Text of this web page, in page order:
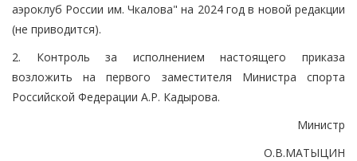
аэроклуб России им. Чкалова" на 2024 год в новой редакции
(не приводится).
2. Контроль за исполнением настоящего приказа
возложить на первого заместителя Министра спорта
Российской Федерации А.Р. Кадырова.
Министр
О.В.МАТЫЦИН